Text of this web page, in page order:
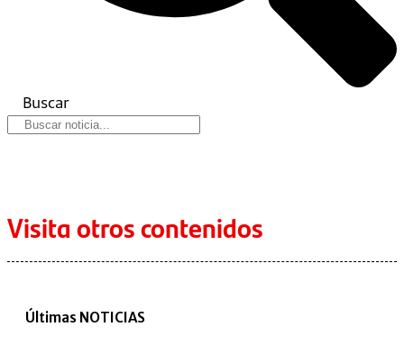
Buscar
Visita otros contenidos
Últimas NOTICIAS